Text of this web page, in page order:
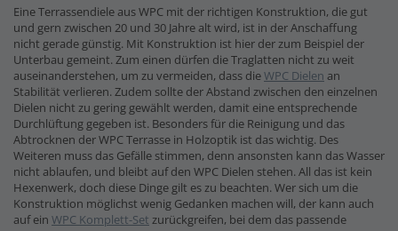
Eine Terrassendiele aus WPC mit der richtigen Konstruktion, die gut
und gern zwischen 20 und 30 Jahre alt wird, ist in der Anschaffung
nicht gerade günstig. Mit Konstruktion ist hier der zum Beispiel der
Unterbau gemeint. Zum einen dürfen die Traglatten nicht zu weit
auseinanderstehen, um zu vermeiden, dass dieWPC Dielen an
Stabilität verlieren. Zudem sollte der Abstand zwischen den einzelnen
Dielen nicht zu gering gewählt werden, damit eine entsprechende
Durchlüftung gegeben ist. Besonders für die Reinigung und das
Abtrocknen der WPC Terrasse in Holzoptik ist das wichtig. Des
Weiteren muss das Gefälle stimmen, denn ansonsten kann das Wasser
nicht ablaufen, und bleibt auf den WPC Dielen stehen. All das ist kein
Hexenwerk, doch diese Dinge gilt es zu beachten. Wer sich um die
Konstruktion möglichst wenig Gedanken machen will, der kann auch
auf ein WPC Komplett-Set zurückgreifen, bei dem das passende